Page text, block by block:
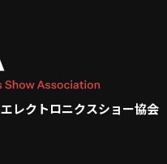
レクトロニクスショー協会